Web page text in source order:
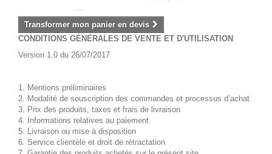
Transformer mon panier en devis
CONDITIONS GÉNÉRALES DE VENTE ET D'UTILISATION
Version 1.0 du 26/07/2017
1. Mentions préliminaires
2. Modalité de souscription des commandes et processus d’achat
3. Prix des produits, taxes et frais de livraison
4. Informations relatives au paiement
5. Livraison ou mise à disposition
6. Service clientèle et droit de rétractation